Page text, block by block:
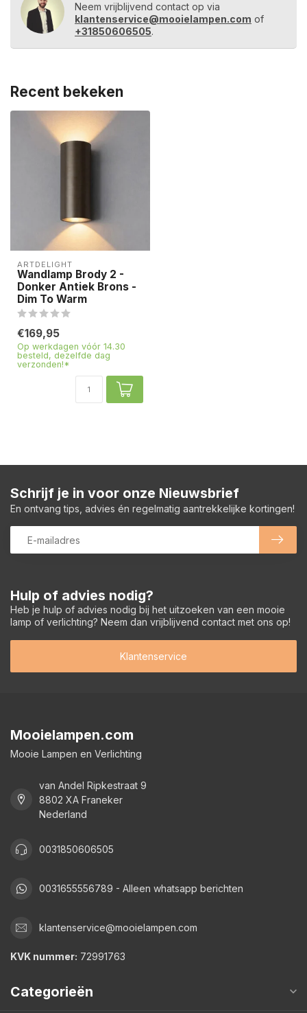
Neem vrijblijvend contact op via
klantenservice@mooielampen.com of
+31850606505.
Recent bekeken
ARTDELIGHT
Wandlamp Brody 2 -
Donker Antiek Brons -
Dim To Warm
€169,95
Op werkdagen vóór 14.30
besteld, dezelfde dag
verzonden!*
Hulp of advies nodig?
Heb je hulp of advies nodig bij het uitzoeken van een mooie
lamp of verlichting? Neem dan vrijblijvend contact met ons op!
Klantenservice
Schrijf je in voor onze Nieuwsbrief
En ontvang tips, advies én regelmatig aantrekkelijke kortingen!
Mooielampen.com
Mooie Lampen en Verlichting
van Andel Ripkestraat 9
8802 XA Franeker
Nederland
0031850606505
0031655556789 - Alleen whatsapp berichten
klantenservice@mooielampen.com
KVK nummer: 72991763
Categorieën